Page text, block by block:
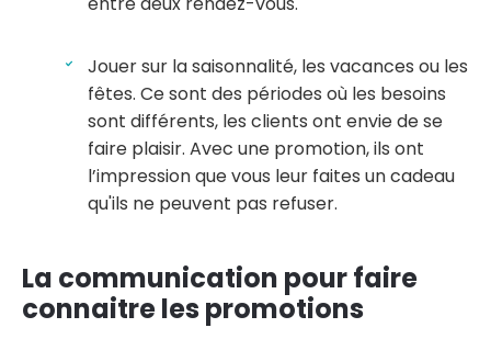
Jouer sur la saisonnalité, les vacances ou les
fêtes. Ce sont des périodes où les besoins
sont différents, les clients ont envie de se
faire plaisir. Avec une promotion, ils ont
l’impression que vous leur faites un cadeau
qu'ils ne peuvent pas refuser.
La communication pour faire
connaitre les promotions